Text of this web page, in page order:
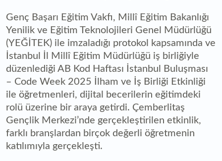
Genç Başarı Eğitim Vakfı, Millî Eğitim Bakanlığı
Yenilik ve Eğitim Teknolojileri Genel Müdürlüğü
(YEĞİTEK) ile imzaladığı protokol kapsamında ve
İstanbul İl Millî Eğitim Müdürlüğü iş birliğiyle
düzenlediği AB Kod Haftası İstanbul Buluşması
– Code Week 2025 İlham ve İş Birliği Etkinliği
ile öğretmenleri, dijital becerilerin eğitimdeki
rolü üzerine bir araya getirdi. Çemberlitaş
Gençlik Merkezi’nde gerçekleştirilen etkinlik,
farklı branşlardan birçok değerli öğretmenin
katılımıyla gerçekleşti.